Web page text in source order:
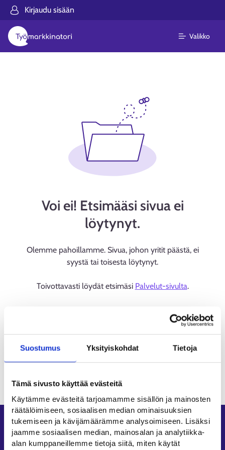
Suostumus Yksityiskohdat Tietoja
Tämä sivusto käyttää evästeitä
Käytämme evästeitä tarjoamamme sisällön ja mainosten
räätälöimiseen, sosiaalisen median ominaisuuksien
tukemiseen ja kävijämäärämme analysoimiseen. Lisäksi
jaamme sosiaalisen median, mainosalan ja analytiikka-
alan kumppaneillemme tietoja siitä, miten käytät
Kirjaudu sisään
Valikko
Voi ei! Etsimääsi sivua ei
löytynyt.
Olemme pahoillamme. Sivua, johon yritit päästä, ei
syystä tai toisesta löytynyt.
Toivottavasti löydät etsimäsi Palvelut-sivulta.
Oikopolut
Asiointi